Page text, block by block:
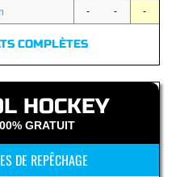
- - -
COMPLÈTES
HOCKEY
GRATUIT
DE REPÊCHAGE